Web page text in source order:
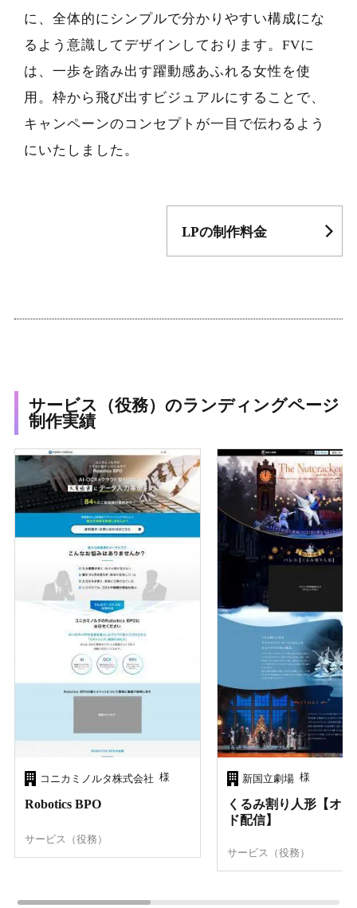
に、全体的にシンプルで分かりやすい構成にな
るよう意識してデザインしております。FVに
は、一歩を踏み出す躍動感あふれる女性を使
用。枠から飛び出すビジュアルにすることで、
キャンペーンのコンセプトが一目で伝わるよう
にいたしました。
LPの制作料金
サービス（役務）のランディングページ
制作実績
コニカミノルタ株式会社 様
Robotics BPO
サービス（役務）
新国立劇場 様
くるみ割り人形【オ
ド配信】
サービス（役務）